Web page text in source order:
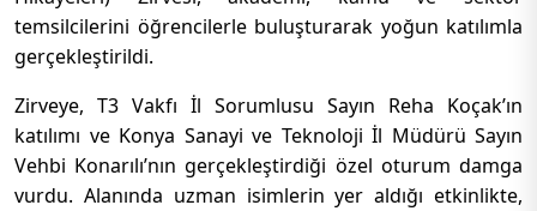
temsilcilerini öğrencilerle buluşturarak yoğun katılımla
gerçekleştirildi.
Zirveye, T3 Vakfı İl Sorumlusu Sayın Reha Koçak’ın
katılımı ve Konya Sanayi ve Teknoloji İl Müdürü Sayın
Vehbi Konarılı’nın gerçekleştirdiği özel oturum damga
vurdu. Alanında uzman isimlerin yer aldığı etkinlikte,